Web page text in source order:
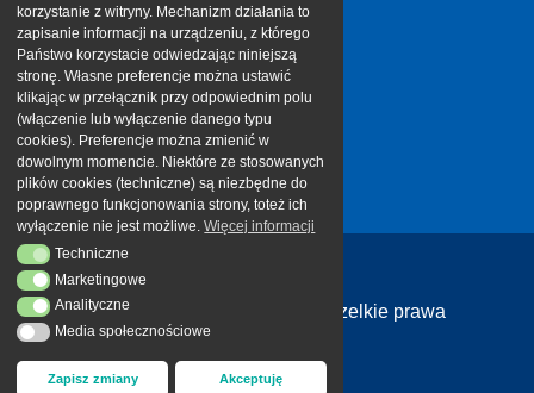
Copyright 2026 Cargotor | Wszelkie prawa
korzystanie z witryny. Mechanizm działania to
zapisanie informacji na urządzeniu, z którego
Państwo korzystacie odwiedzając niniejszą
stronę. Własne preferencje można ustawić
klikając w przełącznik przy odpowiednim polu
(włączenie lub wyłączenie danego typu
cookies). Preferencje można zmienić w
dowolnym momencie. Niektóre ze stosowanych
plików cookies (techniczne) są niezbędne do
poprawnego funkcjonowania strony, toteż ich
wyłączenie nie jest możliwe.Więcej informacji
TechniczneTechniczne
Marketingowe
Marketingowe
AnalityczneAnalityczne
Media społecznościowe
Media społecznościowe
Zapisz zmiany Akceptuję